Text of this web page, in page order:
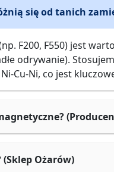
się od tanich
F200, F550) jest
odrywanie).
Cu-Ni, co jest
Ożarów)